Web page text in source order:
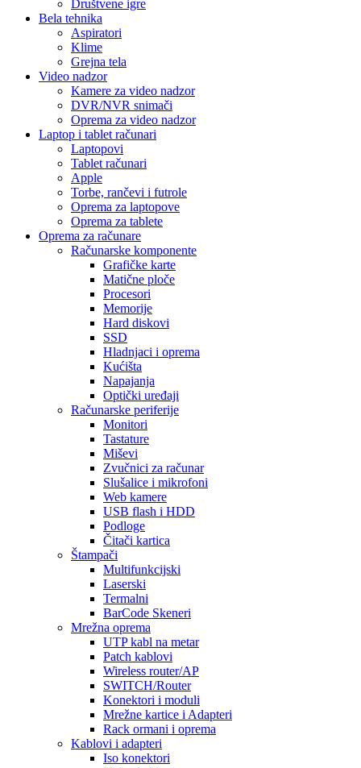
Društvene igre
Bela tehnika
Aspiratori
Klime
Grejna tela
Video nadzor
Kamere za video nadzor
DVR/NVR snimači
Oprema za video nadzor
Laptop i tablet računari
Laptopovi
Tablet računari
Apple
Torbe, rančevi i futrole
Oprema za laptopove
Oprema za tablete
Oprema za računare
Računarske komponente
Grafičke karte
Matične ploče
Procesori
Memorije
Hard diskovi
SSD
Hladnjaci i oprema
Kućišta
Napajanja
Optički uređaji
Računarske periferije
Monitori
Tastature
Miševi
Zvučnici za računar
Slušalice i mikrofoni
Web kamere
USB flash i HDD
Podloge
Čitači kartica
Štampači
Multifunkcijski
Laserski
Termalni
BarCode Skeneri
Mrežna oprema
UTP kabl na metar
Patch kablovi
Wireless router/AP
SWITCH/Router
Konektori i moduli
Mrežne kartice i Adapteri
Rack ormani i oprema
Kablovi i adapteri
Iso konektori